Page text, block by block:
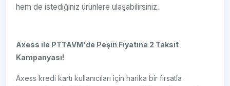
hem de istediğiniz ürünlere ulaşabilirsiniz.
Axess ile PTTAVM'de Peşin Fiyatına 2 Taksit
Kampanyası!
Axess kredi kartı kullanıcıları için harika bir fırsatla